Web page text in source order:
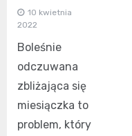
10 kwietnia
2022
Boleśnie
odczuwana
zbliżająca się
miesiączka to
problem, który